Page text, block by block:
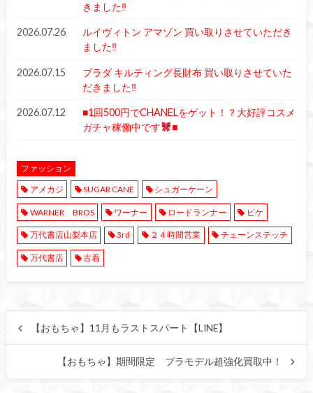
きました‼︎
2026.07.26
ルイヴィトン アマゾン 買い取りさせていただき
ました‼︎
2026.07.15
プラダ キルティング長財布 買い取りさせていた
だきました‼︎
2026.07.12
■1回500円でCHANELをゲット！？大好評コスメ
ガチャ稼働中です
■
ファッション
アメカジ
SUGAR CANE シュガーケーン
WARNER BROS ワーナー ロードランナー ピケ
万代書店山梨本店 3rd ２４時間営業 チェーンステッチ
万代書店 古着
【おもちゃ】11月もラストスパート【LINE】
【おもちゃ】期間限定 プラモデル超強化買取中！